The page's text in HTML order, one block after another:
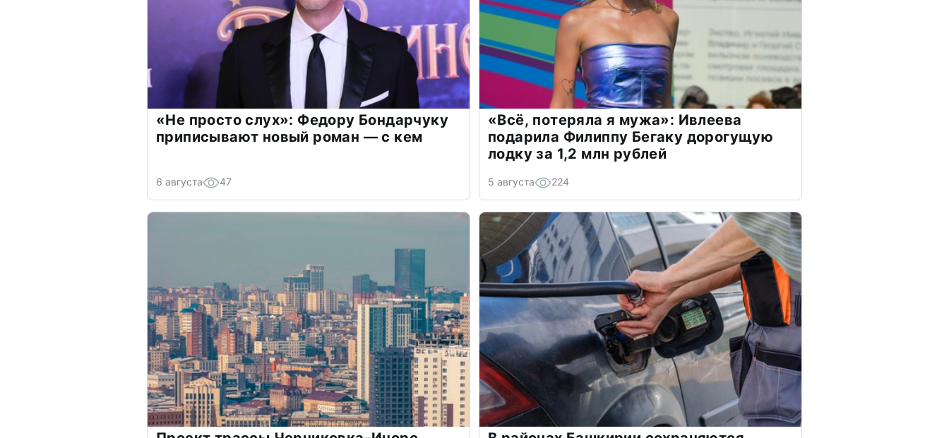
«Не просто слух»: Федору Бондарчуку
приписывают новый роман — с кем
6 августа 47
«Всё, потеряла я мужа»: Ивлеева
подарила Филиппу Бегаку дорогущую
лодку за 1,2 млн рублей
5 августа 224